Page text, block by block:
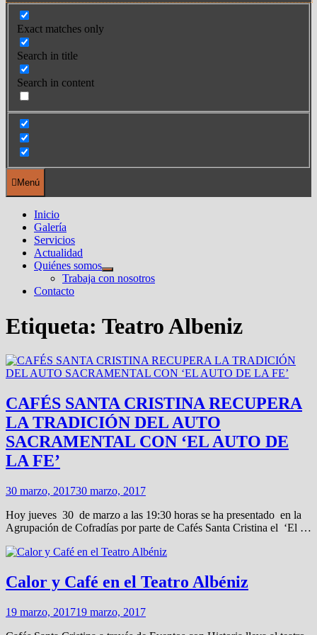
Exact matches only
Search in title
Search in content
Menú
Inicio
Galería
Servicios
Actualidad
Quiénes somos
Mostrar
el
Trabaja con nosotros
Contacto
Etiqueta: Teatro Albeniz
CAFÉS SANTA CRISTINA RECUPERA
LA TRADICIÓN DEL AUTO
SACRAMENTAL CON ‘EL AUTO DE
LA FE’
30 marzo, 201730 marzo, 2017
Hoy jueves 30 de marzo a las 19:30 horas se ha presentado en la
Agrupación de Cofradías por parte de Cafés Santa Cristina el ‘El …
Calor y Café en el Teatro Albéniz
19 marzo, 201719 marzo, 2017